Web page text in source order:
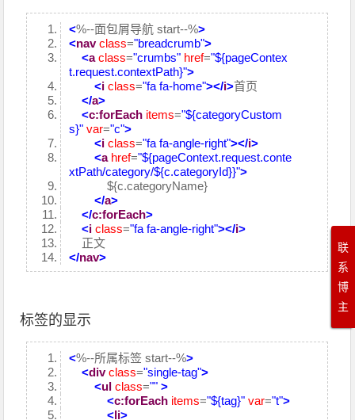
<%--面包屑导航 start--%>
<nav class="breadcrumb">
<a class="crumbs" href="${pageContex
t.request.contextPath}">
<i class="fa fa-home"></i>首页
</a>
<c:forEach items="${categoryCustom
s}" var="c">
<i class="fa fa-angle-right"></i>
<a href="${pageContext.request.conte
xtPath/category/${c.categoryId}}">
${c.categoryName}
</a>
</c:forEach>
<i class="fa fa-angle-right"></i>
正文
</nav>
标签的显示
<%--所属标签 start--%>
<div class="single-tag">
<ul class="" >
<c:forEach items="${tag}" var="t">
<li>
联
系
博
主